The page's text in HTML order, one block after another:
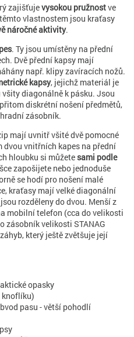
zajišťujevysokou pružnostve
vlastnostem jsou kraťasy
náročné aktivity.
. Ty jsou umístěny na přední
Dvě přední kapsy mají
např. klipy zavíracích nožů.
kapsy, jejichž materiál je
diagonálně k pásku. Jsou
diskrétní nošení předmětů,
zásobník.
mají uvnitř všité dvě pomocné
dvou vnitřních kapes na přední
hloubku si můžetesami podle
zapošijete nebo jednoduše
se hodí pro nošení malé
kraťasy mají velké diagonální
rozděleny do dvou. Menší z
mobilní telefon (cca do velikosti
zásobník velikosti STANAG
který ještě zvětšuje její
opasky
knoflíku)
pasu - větší pohodlí